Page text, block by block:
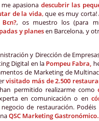
apasiona descubrir las
de la vida,que es muy corta!
, os muestro los (para
y planesen Barcelona, y
y Dirección de
Digital en la Pompeu Fabra,
de Marketing de
visitado más de 2.500
permitido realizarme como
en comunicación o en
de restauración. Podéis
QSC Marketing Gastronómico.